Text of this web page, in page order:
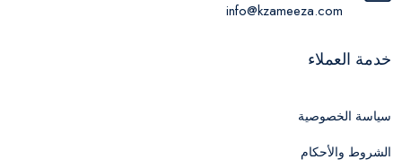
info@kzameeza.com
خدمة العملاء
سياسة الخصوصية
الشروط والأحكام